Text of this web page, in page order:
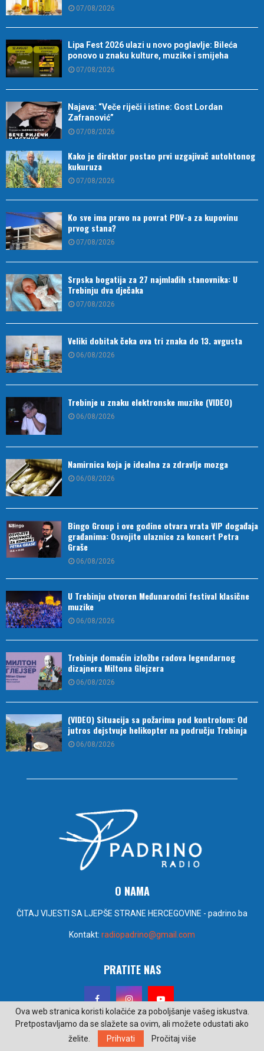
07/08/2026
Lipa Fest 2026 ulazi u novo poglavlje: Bileća
ponovo u znaku kulture, muzike i smijeha
07/08/2026
Najava: “Veče riječi i istine: Gost Lordan
Zafranović”
07/08/2026
Kako je direktor postao prvi uzgajivač autohtonog
kukuruza
07/08/2026
Ko sve ima pravo na povrat PDV-a za kupovinu
prvog stana?
07/08/2026
Srpska bogatija za 27 najmlađih stanovnika: U
Trebinju dva dječaka
07/08/2026
Veliki dobitak čeka ova tri znaka do 13. avgusta
06/08/2026
Trebinje u znaku elektronske muzike (VIDEO)
06/08/2026
Namirnica koja je idealna za zdravlje mozga
06/08/2026
Bingo Group i ove godine otvara vrata VIP događaja
građanima: Osvojite ulaznice za koncert Petra
Graše
06/08/2026
U Trebinju otvoren Međunarodni festival klasične
muzike
06/08/2026
Trebinje domaćin izložbe radova legendarnog
dizajnera Miltona Glejzera
06/08/2026
(VIDEO) Situacija sa požarima pod kontrolom: Od
jutros dejstvuje helikopter na području Trebinja
06/08/2026
O NAMA
ČITAJ VIJESTI SA LJEPŠE STRANE HERCEGOVINE - padrino.ba
Kontakt: radiopadrino@gmail.com
PRATITE NAS
Ova web stranica koristi kolačiće za poboljšanje vašeg iskustva.
Pretpostavljamo da se slažete sa ovim, ali možete odustati ako
želite.
Prihvati Pročitaj više